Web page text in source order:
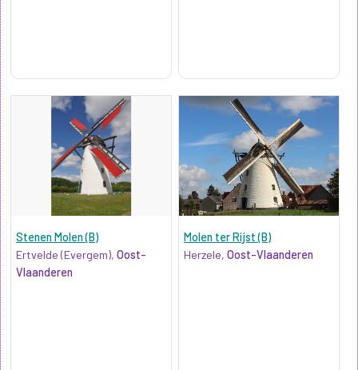
Stenen Molen (B)
Ertvelde (Evergem), Oost-
Vlaanderen
Molen ter Rijst (B)
Herzele,Oost-Vlaanderen